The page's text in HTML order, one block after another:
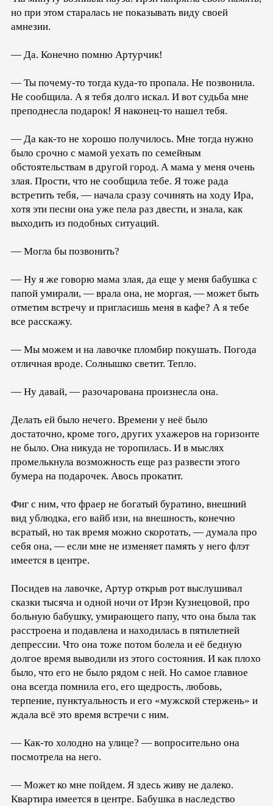
но при этом старалась не показывать виду своей
амнезии.
— Да. Конечно помню Артурчик!
— Ты почему-то тогда куда-то пропала. Не позвонила.
Не сообщила. А я тебя долго искал. И вот судьба мне
преподнесла подарок! Я наконец-то нашел тебя.
— Да как-то не хорошо получилось. Мне тогда нужно
было срочно с мамой уехать по семейным
обстоятельствам в другой город. А мама у меня очень
злая. Прости, что не сообщила тебе. Я тоже рада
встретить тебя, — начала сразу сочинять на ходу Ира,
хотя эти песни она уже пела раз двести, и знала, как
выходить из подобных ситуаций.
— Могла бы позвонить?
— Ну я же говорю мама злая, да еще у меня бабушка с
папой умирали, — врала она, не моргая, — может быть
отметим встречу и пригласишь меня в кафе? А я тебе
все расскажу.
— Мы можем и на лавочке пломбир покушать. Погода
отличная вроде. Солнышко светит. Тепло.
— Ну давай, — разочарована произнесла она.
Делать ей было нечего. Времени у неё было
достаточно, кроме того, других ухажеров на горизонте
не было. Она никуда не торопилась. И в мыслях
промелькнула возможность еще раз развести этого
бумера на подарочек. Авось прокатит.
Фиг с ним, что фраер не богатый буратино, внешний
вид ублюдка, его вайб изи, на внешность, конечно
всратый, но так время можно скоротать, — думала про
себя она, — если мне не изменяет память у него флэт
имеется в центре.
Посидев на лавочке, Артур открыв рот выслушивал
сказки тысяча и одной ночи от Ирэн Кузнецовой, про
больную бабушку, умирающего папу, что она была так
расстроена и подавлена и находилась в пятилетней
депрессии. Что она тоже потом болела и её бедную
долгое время выводили из этого состояния. И как плохо
было, что его не было рядом с ней. Но самое главное
она всегда помнила его, его щедрость, любовь,
терпение, пунктуальность и его «мужской стержень» и
ждала всё это время встречи с ним.
— Как-то холодно на улице? — вопросительно она
посмотрела на него.
— Может ко мне пойдем. Я здесь живу не далеко.
Квартира имеется в центре. Бабушка в наследство